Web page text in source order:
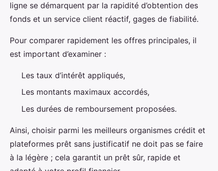
ligne se démarquent par la rapidité d’obtention des
fonds et un service client réactif, gages de fiabilité.
Pour comparer rapidement les offres principales, il
est important d’examiner :
Les taux d’intérêt appliqués,
Les montants maximaux accordés,
Les durées de remboursement proposées.
Ainsi, choisir parmi les meilleurs organismes crédit et
plateformes prêt sans justificatif ne doit pas se faire
à la légère ; cela garantit un prêt sûr, rapide et